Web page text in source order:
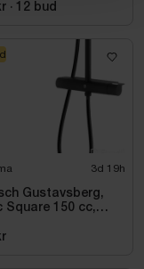
· 12 bud
3d 19h
Gustavsberg,
Square 150 cc,